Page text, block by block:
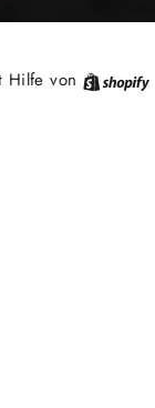
Hilfe von